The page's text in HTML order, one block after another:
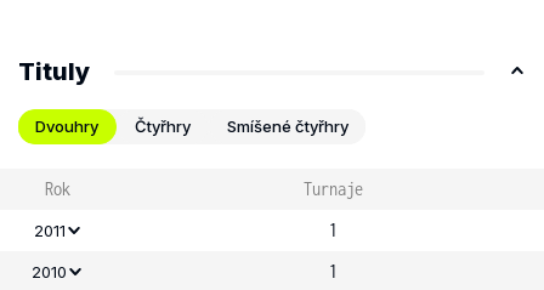
Tituly
Dvouhry Čtyřhry Smíšené čtyřhry
Rok Turnaje
2011 1
2010 1